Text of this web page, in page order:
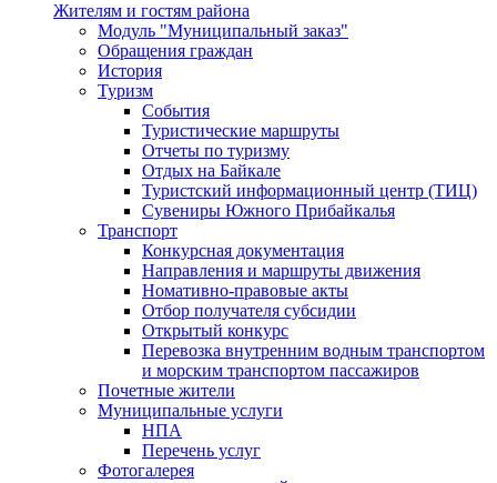
Жителям и гостям района
Модуль "Муниципальный заказ"
Обращения граждан
История
Туризм
События
Туристические маршруты
Отчеты по туризму
Отдых на Байкале
Туристский информационный центр (ТИЦ)
Сувениры Южного Прибайкалья
Транспорт
Конкурсная документация
Направления и маршруты движения
Номативно-правовые акты
Отбор получателя субсидии
Открытый конкурс
Перевозка внутренним водным транспортом
и морским транспортом пассажиров
Почетные жители
Муниципальные услуги
НПА
Перечень услуг
Фотогалерея